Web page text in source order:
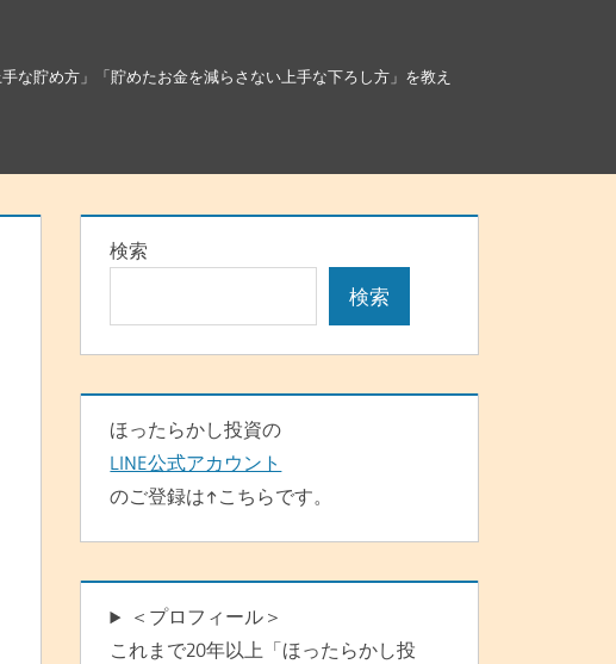
な貯め方」「貯めたお金を減らさない上手な下ろし方」を教え
検索
検索
ほったらかし投資の
LINE公式アカウント
のご登録は↑こちらです。
＜プロフィール＞
これまで20年以上「ほったらかし投